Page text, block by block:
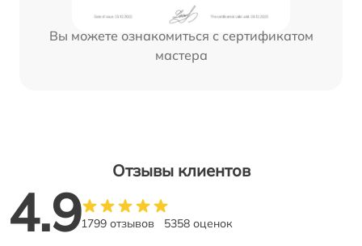
Вы можете ознакомиться с сертификатом
мастера
Отзывы клиентов
4.91799 отзывов 5358 оценок